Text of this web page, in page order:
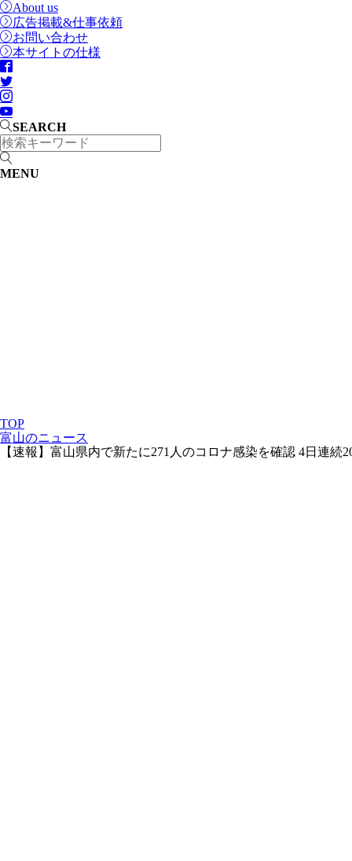
About us
広告掲載&仕事依頼
お問い合わせ
本サイトの仕様
SEARCH
MENU
TOP
富山のニュース
【速報】富山県内で新たに271人のコロナ感染を確認 4日連続